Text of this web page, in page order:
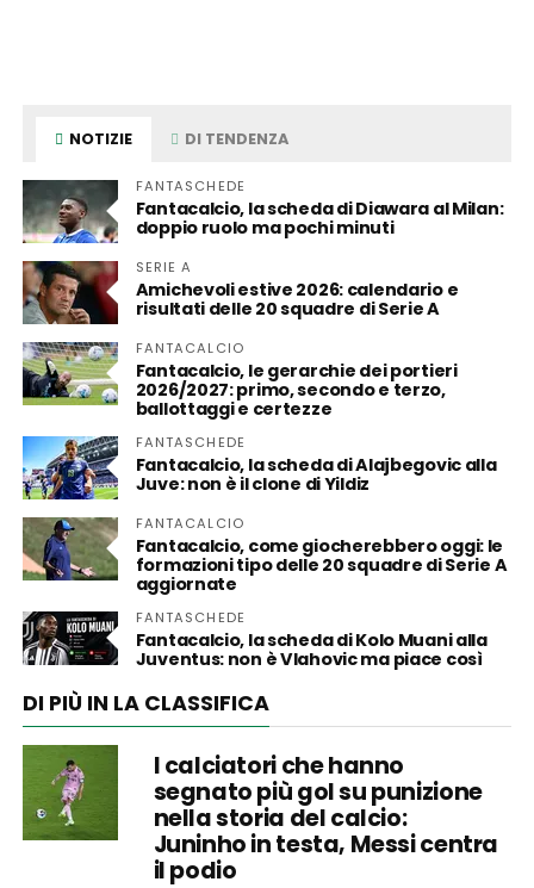
NOTIZIE DI TENDENZA
FANTASCHEDE
Fantacalcio, la scheda di Diawara al Milan:
doppio ruolo ma pochi minuti
SERIE A
Amichevoli estive 2026: calendario e
risultati delle 20 squadre di Serie A
FANTACALCIO
Fantacalcio, le gerarchie dei portieri
2026/2027: primo, secondo e terzo,
ballottaggi e certezze
FANTASCHEDE
Fantacalcio, la scheda di Alajbegovic alla
Juve: non è il clone di Yildiz
FANTACALCIO
Fantacalcio, come giocherebbero oggi: le
formazioni tipo delle 20 squadre di Serie A
aggiornate
FANTASCHEDE
Fantacalcio, la scheda di Kolo Muani alla
Juventus: non è Vlahovic ma piace così
DI PIÙ IN LA CLASSIFICA
I calciatori che hanno
segnato più gol su punizione
nella storia del calcio:
Juninho in testa, Messi centra
il podio